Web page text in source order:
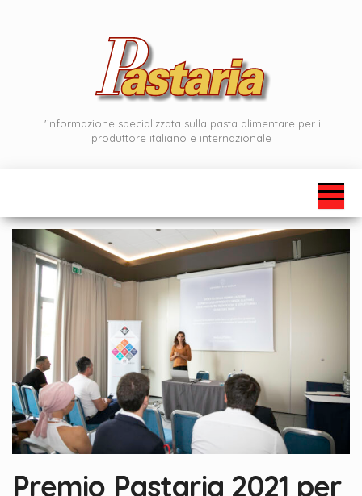
L'informazione specializzata sulla pasta alimentare per il
produttore italiano e internazionale
Premio Pastaria 2021 per